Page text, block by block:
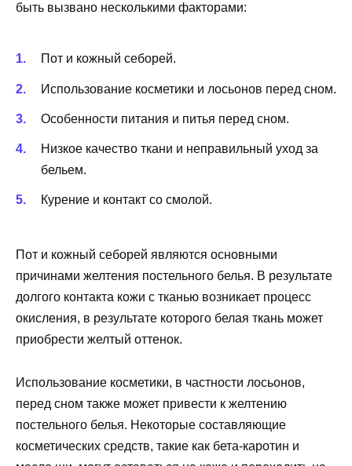
быть вызвано несколькими факторами:
Пот и кожный себорей.
Использование косметики и лосьонов перед сном.
Особенности питания и питья перед сном.
Низкое качество ткани и неправильный уход за
бельем.
Курение и контакт со смолой.
Пот и кожный себорей являются основными
причинами желтения постельного белья. В результате
долгого контакта кожи с тканью возникает процесс
окисления, в результате которого белая ткань может
приобрести желтый оттенок.
Использование косметики, в частности лосьонов,
перед сном также может привести к желтению
постельного белья. Некоторые составляющие
косметических средств, такие как бета-каротин и